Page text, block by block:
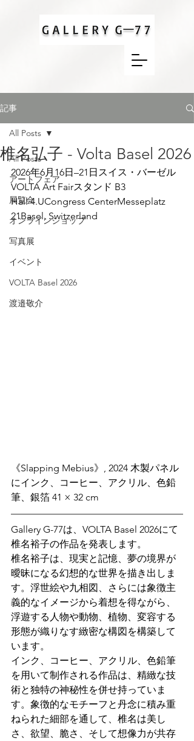
記事
All Posts
アートフェア
展覧会
オンラインショップ
写真展
イベント
VOLTA Basel 2026
渡邉敬介
All Posts
椎名弘子 - Volta Basel 2026
2026年6月16日–21日スイス・バーゼル
VOLTA Art Fairスタンド B3
Hall 4.UCongress CenterMesseplatz
21Basel, Switzerland
《Slapping Mebius》, 2024 木製パネル
にインク、コーヒー、アクリル、色鉛
筆、銀箔 41 × 32 cm
Gallery G-77は、VOLTA Basel 2026にて
椎名裕子の作品を発表します。
椎名裕子は、現実と記憶、夢の境界が
曖昧になる幻想的な世界を描き出しま
す。浮世絵や九相図、さらには象徴主
義的なイメージから着想を得ながら、
浮遊する人物や動物、植物、変容する
形態が織りなす緻密な構図を構築して
います。
インク、コーヒー、アクリル、色鉛筆
を用いて制作される作品は、精緻な技
術と独特の神秘性を併せ持っていま
す。象徴的なモチーフと丹念に積み重
ねられた細部を通して、椎名は美し
さ、欲望、脆さ、そして想像力が共存